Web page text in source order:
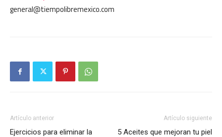
general@tiempolibremexico.com
Artículo anterior
Ejercicios para eliminar la
Artículo siguiente
5 Aceites que mejoran tu piel